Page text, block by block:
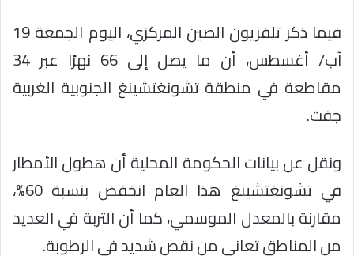
فيما ذكر تلفزيون الصين المركزي، اليوم الجمعة 19
آب/ أغسطس، أن ما يصل إلى 66 نهرًا عبر 34
مقاطعة في منطقة تشونغتشينغ الجنوبية الغربية
جفت.
ونقل عن بيانات الحكومة المحلية أن هطول الأمطار
في تشونغتشينغ هذا العام انخفض بنسبة 60%،
مقارنة بالمعدل الموسمي، كما أن التربة في العديد
من المناطق تعاني من نقص شديد في الرطوبة.